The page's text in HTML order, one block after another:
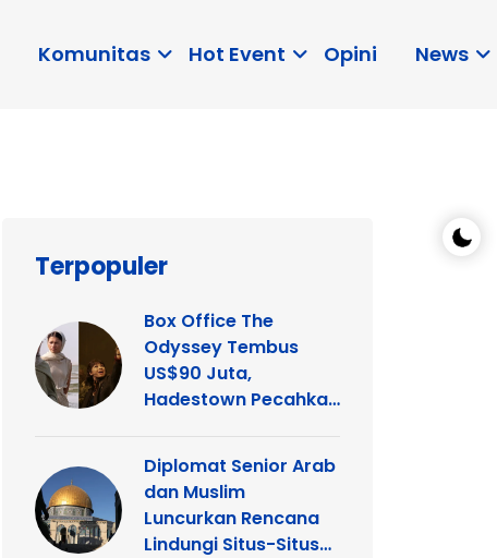
Komunitas Hot Event Opini News
Terpopuler
Box Office The
Odyssey Tembus
US$90 Juta,
Hadestown Pecahkan
Diplomat Senior Arab
dan Muslim
Luncurkan Rencana
Lindungi Situs-Situs